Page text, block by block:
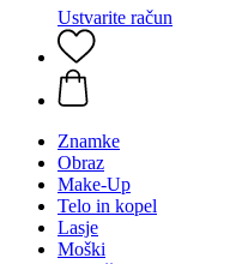
Ustvarite račun
Znamke
Obraz
Make-Up
Telo in kopel
Lasje
Moški